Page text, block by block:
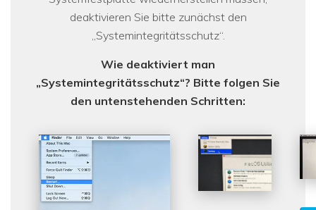
deaktivieren Sie bitte zunächst den
„Systemintegritätsschutz“.
Wie deaktiviert man
„Systemintegritätsschutz“? Bitte folgen Sie
den untenstehenden Schritten: